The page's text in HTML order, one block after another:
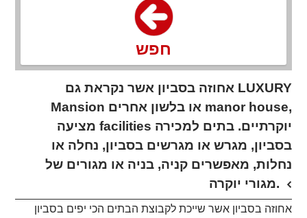
חפש
אחוזה בסביון אשר נקראת גם LUXURY
Mansion או בלשון אחרים manor house,
מציעה facilities יוקרתיים. בתים למכירה
בסביון, מגרש או מגרשים בסביון, נחלה או
נחלות, מאפשרים קניה, בניה או מגורים של
מגורי יוקרה.
אחוזה בסביון אשר שייכת לקבוצת הבתים הכי יפים בסביון